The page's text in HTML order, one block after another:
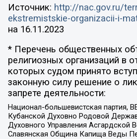
Источник: http://nac.gov.ru/
ekstremistskie-organizacii-i-
на 16.11.2023
* Перечень общественных
религиозных организаций в
которых судом принято
законную силу решение о
запрете деятельности:
Национал-большевистская партия,
Кубанской Духовно Родовой
Духовного Управления Асгардской
Славянская Община Капища Веды